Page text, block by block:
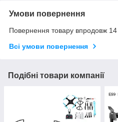
Умови повернення
Повернення товару впродовж 14
Всі умови повернення
Подібні товари компанії